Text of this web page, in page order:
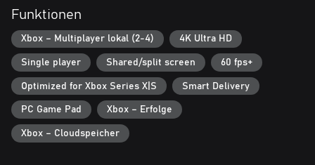
Funktionen
Xbox – Multiplayer lokal (2-4) 4K Ultra HD
Single player Shared/split screen 60 fps+
Optimized for Xbox Series X|S Smart Delivery
PC Game Pad Xbox – Erfolge
Xbox – Cloudspeicher